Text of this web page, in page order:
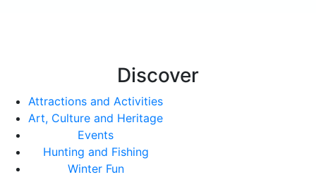
Discover
Attractions and Activities
Art, Culture and Heritage
Events
Hunting and Fishing
Winter Fun